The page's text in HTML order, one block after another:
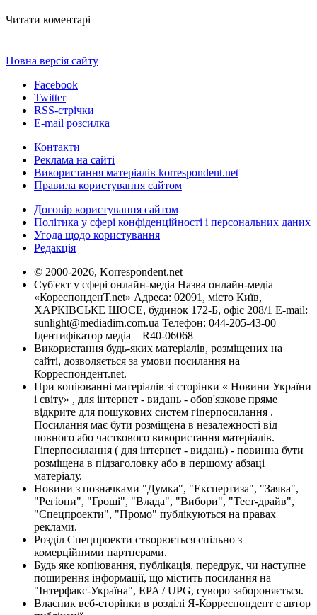
Читати коментарі
Повна версія сайту
Facebook
Twitter
RSS-стрічки
E-mail розсилка
Контакти
Реклама на сайті
Використання матеріалів korrespondent.net
Правила користування сайтом
Договір користування сайтом
Політика у сфері конфіденційності і персональних даних
Угода щодо користування
Редакція
© 2000-2026, Korrespondent.net
Суб'єкт у сфері онлайн-медіа Назва онлайн-медіа –
«КореспонденТ.net» Адреса: 02091, місто Київ,
ХАРКІВСЬКЕ ШОСЕ, будинок 172-Б, офіс 208/1 E-mail:
sunlight@mediadim.com.ua Телефон: 044-205-43-00
Ідентифікатор медіа – R40-06068
Використання будь-яких матеріалів, розміщених на
сайті, дозволяється за умови посилання на
Корреспондент.net.
При копіюванні матеріалів зі сторінки « Новини України
і світу» , для інтернет - видань - обов'язкове пряме
відкрите для пошукових систем гіперпосилання .
Посилання має бути розміщена в незалежності від
повного або часткового використання матеріалів.
Гіперпосилання ( для інтернет - видань) - повинна бути
розміщена в підзаголовку або в першому абзаці
матеріалу.
Новини з позначками "Думка", "Експертиза", "Заява",
"Регіони", "Гроші", "Влада", "Вибори", "Тест-драйв",
"Спецпроекти", "Промо" публікуються на правах
реклами.
Розділ Спецпроекти створюється спільно з
комерційними партнерами.
Будь яке копіювання, публікація, передрук, чи наступне
поширення інформації, що містить посилання на
"Інтерфакс-Україна", EPA / UPG, суворо забороняється.
Власник веб-сторінки в розділі Я-Корреспондент є автор